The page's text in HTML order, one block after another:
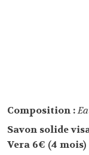
Composition :
Savon solide
Vera 6€ (4 mois)